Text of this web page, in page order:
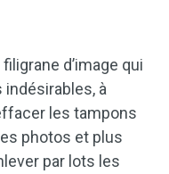
d’image qui
à
les tampons
photos et plus
par lots les